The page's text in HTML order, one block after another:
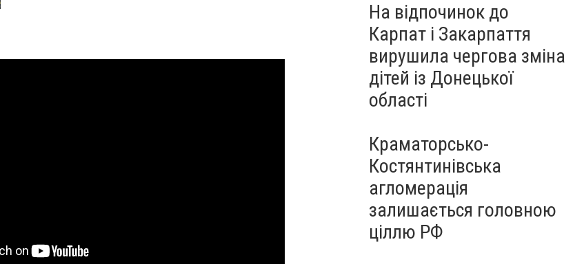
На відпочинок до
Карпат і Закарпаття
вирушила чергова зміна
дітей із Донецької
області
Краматорсько-
Костянтинівська
агломерація
залишається головною
ціллю РФ